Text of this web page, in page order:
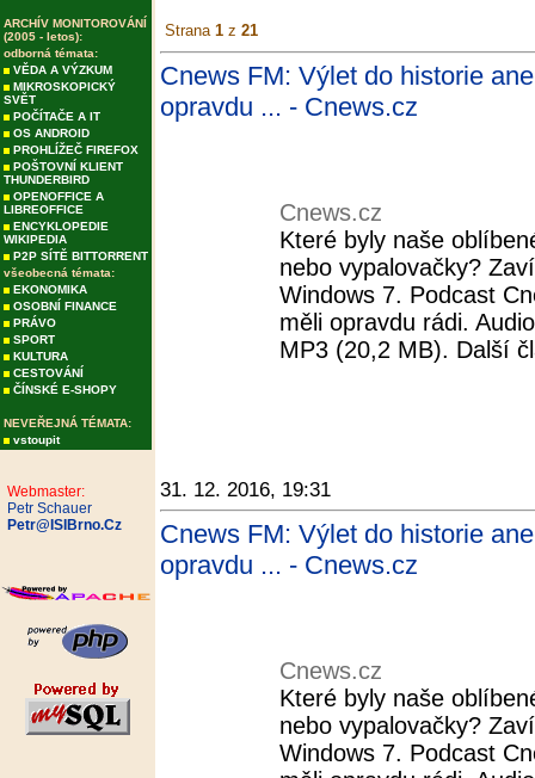
ARCHÍV MONITOROVÁNÍ
(2005 - letos):
odborná témata:
VĚDA A VÝZKUM
MIKROSKOPICKÝ
SVĚT
POČÍTAČE A IT
OS ANDROID
PROHLÍŽEČ FIREFOX
POŠTOVNÍ KLIENT
THUNDERBIRD
OPENOFFICE A
LIBREOFFICE
ENCYKLOPEDIE
WIKIPEDIA
P2P SÍTĚ BITTORRENT
všeobecná témata:
EKONOMIKA
OSOBNÍ FINANCE
PRÁVO
SPORT
KULTURA
CESTOVÁNÍ
ČÍNSKÉ E-SHOPY
NEVEŘEJNÁ TÉMATA:
vstoupit
Webmaster:
Petr Schauer
Petr@ISIBrno.Cz
Strana 1 z 21
Cnews FM: Výlet do historie
opravdu ... - Cnews.cz
Cnews.cz
Které byly naše
nebo vypalovačky?
Windows 7. Podcast
měli opravdu rádi.
MP3 (20,2 MB). Další
31. 12. 2016, 19:31
Cnews FM: Výlet do historie
opravdu ... - Cnews.cz
Cnews.cz
Které byly naše
nebo vypalovačky?
Windows 7. Podcast